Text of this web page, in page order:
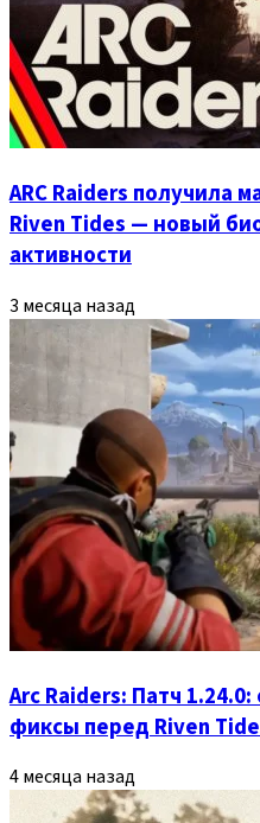
ARC Raiders получила
Riven Tides — новый
активности
3 месяца назад
Arc Raiders: Патч
фиксы перед Riven
4 месяца назад